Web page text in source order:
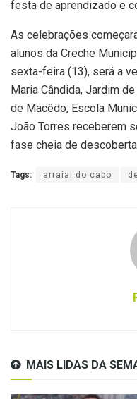
festa de aprendizado e
As celebrações
alunos da Creche
sexta-feira (13), será a
Maria Cândida, Jardim
de Macêdo, Escola
João Torres receberem
fase cheia de
Tags: arraial do cabo
MAIS LIDAS DA